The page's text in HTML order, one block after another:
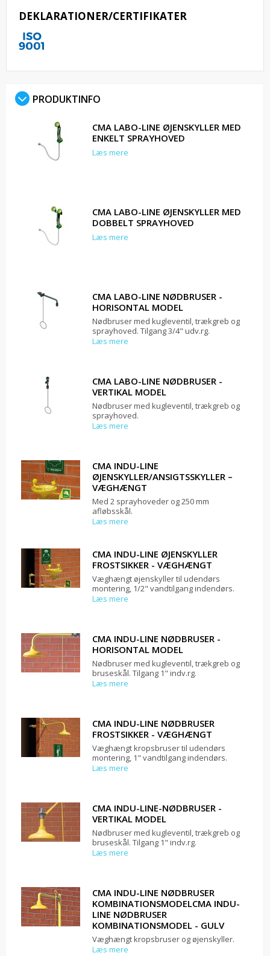
DEKLARATIONER/CERTIFIKATER
PRODUKTINFO
CMA LABO-LINE ØJENSKYLLER MED
ENKELT SPRAYHOVED
Læs mere
CMA LABO-LINE ØJENSKYLLER MED
DOBBELT SPRAYHOVED
Læs mere
CMA LABO-LINE NØDBRUSER -
HORISONTAL MODEL
Nødbruser med kugleventil, trækgreb og
sprayhoved. Tilgang 3/4" udv.rg.
Læs mere
CMA LABO-LINE NØDBRUSER -
VERTIKAL MODEL
Nødbruser med kugleventil, trækgreb og
sprayhoved.
Læs mere
CMA INDU-LINE
ØJENSKYLLER/ANSIGTSSKYLLER –
VÆGHÆNGT
Med 2 sprayhoveder og 250 mm
afløbsskål.
Læs mere
CMA INDU-LINE ØJENSKYLLER
FROSTSIKKER - VÆGHÆNGT
Væghængt øjenskyller til udendørs
montering, 1/2" vandtilgang indendørs.
Læs mere
CMA INDU-LINE NØDBRUSER -
HORISONTAL MODEL
Nødbruser med kugleventil, trækgreb og
bruseskål. Tilgang 1" indv.rg.
Læs mere
CMA INDU-LINE NØDBRUSER
FROSTSIKKER - VÆGHÆNGT
Væghængt kropsbruser til udendørs
montering, 1" vandtilgang indendørs.
Læs mere
CMA INDU-LINE-NØDBRUSER -
VERTIKAL MODEL
Nødbruser med kugleventil, trækgreb og
bruseskål. Tilgang 1" indv.rg.
Læs mere
CMA INDU-LINE NØDBRUSER
KOMBINATIONSMODELCMA INDU-
LINE NØDBRUSER
KOMBINATIONSMODEL - GULV
Væghængt kropsbruser og øjenskyller.
Læs mere